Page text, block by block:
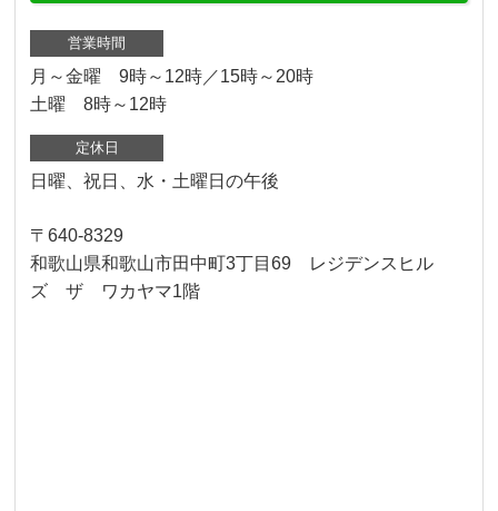
営業時間
月～金曜 9時～12時／15時～20時
土曜 8時～12時
定休日
日曜、祝日、水・土曜日の午後
〒640-8329
和歌山県和歌山市田中町3丁目69 レジデンスヒル
ズ ザ ワカヤマ1階